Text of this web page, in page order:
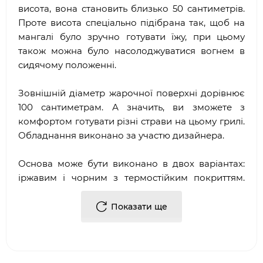
висота, вона становить близько 50 сантиметрів.
Проте висота спеціально підібрана так, щоб на
мангалі було зручно готувати їжу, при цьому
також можна було насолоджуватися вогнем в
сидячому положенні.
Зовнішній діаметр жарочної поверхні дорівнює
100 сантиметрам. А значить, ви зможете з
комфортом готувати різні страви на цьому грилі.
Обладнання виконано за участю дизайнера.
Основа може бути виконано в двох варіантах:
іржавим і чорним з термостійким покриттям.
не потребує додаткової обробки. Проте в
Показати ще